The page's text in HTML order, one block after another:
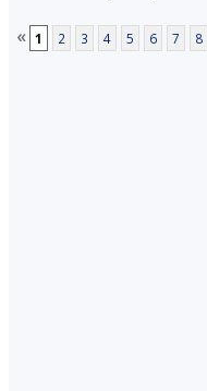
« 1 2 3 4 5 6 7 8